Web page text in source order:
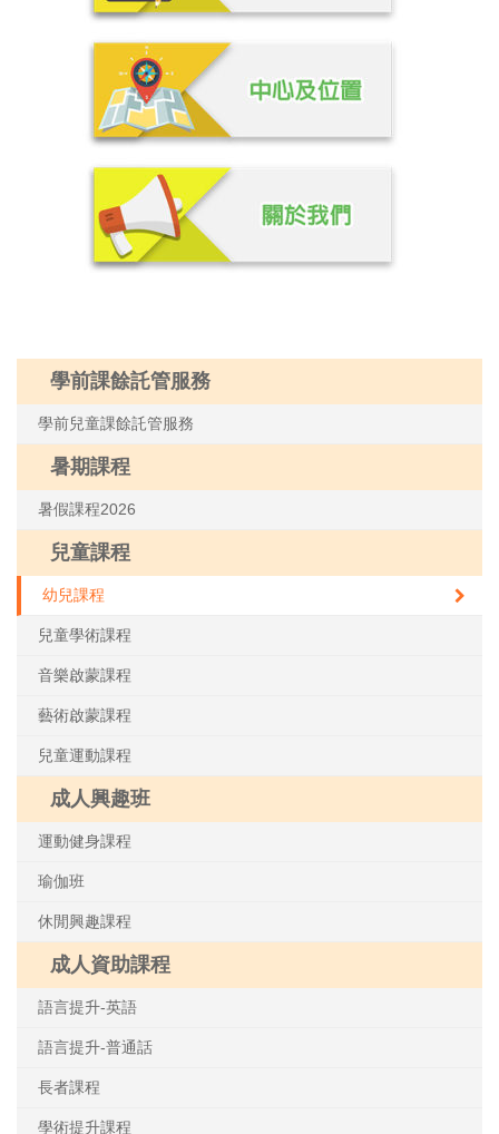
學前課餘託管服務
學前兒童課餘託管服務
暑期課程
暑假課程2026
兒童課程
幼兒課程
兒童學術課程
音樂啟蒙課程
藝術啟蒙課程
兒童運動課程
成人興趣班
運動健身課程
瑜伽班
休閒興趣課程
成人資助課程
語言提升-英語
語言提升-普通話
長者課程
學術提升課程